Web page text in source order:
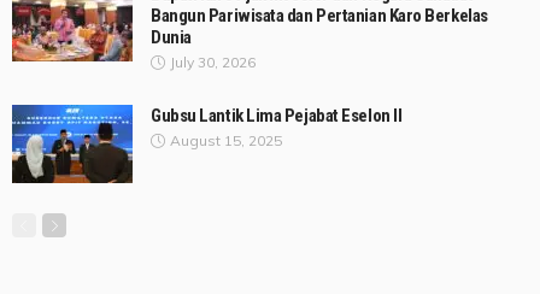
Bangun Pariwisata dan Pertanian Karo Berkelas
Dunia
July 30, 2026
Gubsu Lantik Lima Pejabat Eselon II
August 15, 2025